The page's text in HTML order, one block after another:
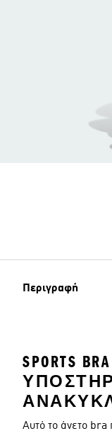
Περιγραφή
SPORTS
Αυτό το άνετο bra